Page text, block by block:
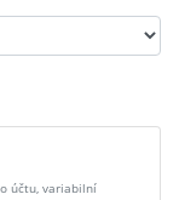
účtu, variabilní